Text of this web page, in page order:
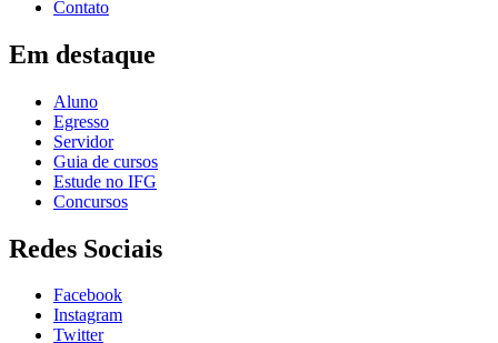
Contato
Em destaque
Aluno
Egresso
Servidor
Guia de cursos
Estude no IFG
Concursos
Redes Sociais
Facebook
Instagram
Twitter